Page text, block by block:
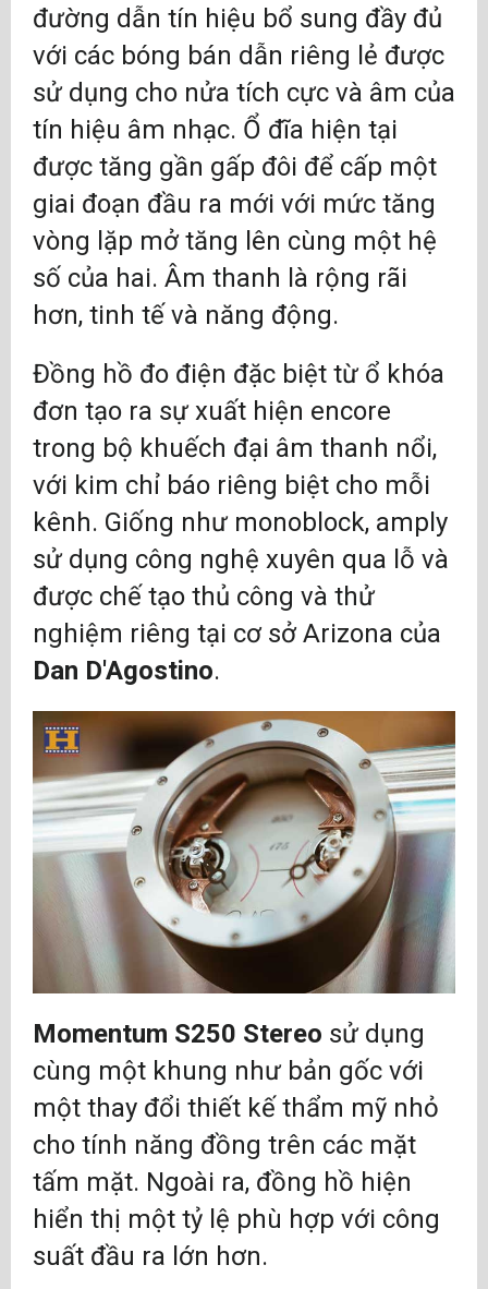
đường dẫn tín hiệu bổ sung đầy đủ
với các bóng bán dẫn riêng lẻ được
sử dụng cho nửa tích cực và âm của
tín hiệu âm nhạc. Ổ đĩa hiện tại
được tăng gần gấp đôi để cấp một
giai đoạn đầu ra mới với mức tăng
vòng lặp mở tăng lên cùng một hệ
số của hai. Âm thanh là rộng rãi
hơn, tinh tế và năng động.
Đồng hồ đo điện đặc biệt từ ổ khóa
đơn tạo ra sự xuất hiện encore
trong bộ khuếch đại âm thanh nổi,
với kim chỉ báo riêng biệt cho mỗi
kênh. Giống như monoblock, amply
sử dụng công nghệ xuyên qua lỗ và
được chế tạo thủ công và thử
nghiệm riêng tại cơ sở Arizona của
Dan D'Agostino.
Momentum S250 Stereo sử dụng
cùng một khung như bản gốc với
một thay đổi thiết kế thẩm mỹ nhỏ
cho tính năng đồng trên các mặt
tấm mặt. Ngoài ra, đồng hồ hiện
hiển thị một tỷ lệ phù hợp với công
suất đầu ra lớn hơn.